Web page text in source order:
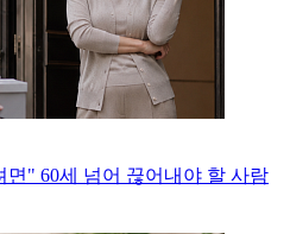
면" 60세 넘어 끊어내야 할 사람